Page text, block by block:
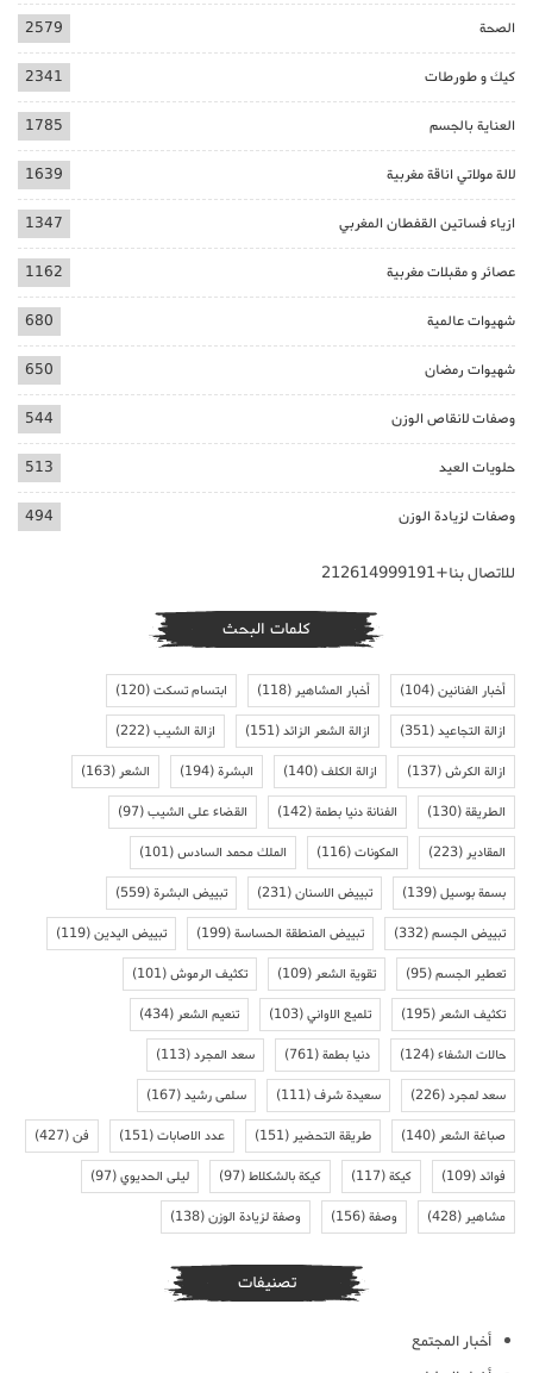
الصحة 2579
كيك و طورطات 2341
العناية بالجسم 1785
لالة مولاتي اناقة مغربية 1639
ازياء فساتين القفطان المغربي 1347
عصائر و مقبلات مغربية 1162
شهيوات عالمية 680
شهيوات رمضان 650
وصفات لانقاص الوزن 544
حلويات العيد 513
وصفات لزيادة الوزن 494
للاتصال بنا+212614999191
كلمات البحث
أخبار الفنانين(104) أخبار المشاهير(118) ابتسام تسكت(120)
ازالة التجاعيد(351) ازالة الشعر الزائد(151) ازالة الشيب(222)
ازالة الكرش(137) ازالة الكلف(140) البشرة(194) الشعر(163)
الطريقة(130) الفنانة دنيا بطمة(142) القضاء على الشيب(97)
المقادير(223) المكونات(116) الملك محمد السادس(101)
بسمة بوسيل(139) تبييض الاسنان(231) تبييض البشرة(559)
تبييض الجسم(332) تبييض المنطقة الحساسة(199) تبييض اليدين(119)
تعطير الجسم(95) تقوية الشعر(109) تكثيف الرموش(101)
تكثيف الشعر(195) تلميع الاواني(103) تنعيم الشعر(434)
حالات الشفاء(124) دنيا بطمة(761) سعد المجرد(113)
سعد لمجرد(226) سعيدة شرف(111) سلمى رشيد(167)
صباغة الشعر(140) طريقة التحضير(151) عدد الاصابات(151) فن(427)
فوائد(109) كيكة(117) كيكة بالشكلاط(97) ليلى الحديوي(97)
مشاهير(428) وصفة(156) وصفة لزيادة الوزن(138)
تصنيفات
أخبار المجتمع